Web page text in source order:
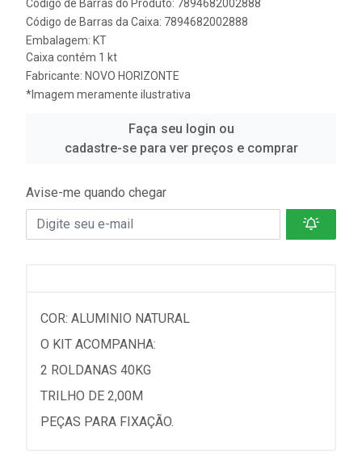
Código de Barras do Produto: 7894682002888
Código de Barras da Caixa: 7894682002888
Embalagem: KT
Caixa contém 1 kt
Fabricante: NOVO HORIZONTE
*Imagem meramente ilustrativa
Faça seu login ou
cadastre-se para ver preços e comprar
Avise-me quando chegar
COR: ALUMINIO NATURAL
O KIT ACOMPANHA:
2 ROLDANAS 40KG
TRILHO DE 2,00M
PEÇAS PARA FIXAÇÃO.